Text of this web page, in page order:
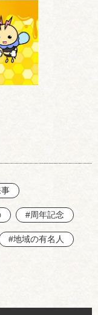
#周年記念
#地域の有名人